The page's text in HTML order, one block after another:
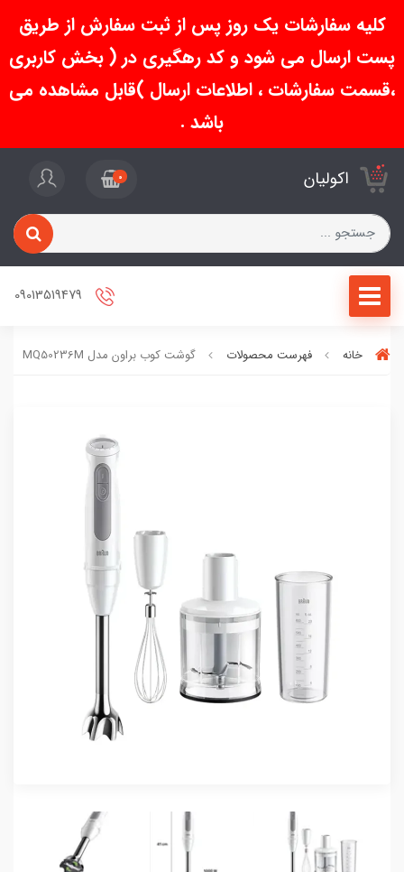
کلیه سفارشات یک روز پس از ثبت سفارش از طریق
پست ارسال می شود و کد رهگیری در ( بخش کاربری
،قسمت سفارشات ، اطلاعات ارسال )قابل مشاهده می
باشد .
اکولیان 0
خانه فهرست محصولات گوشت کوب براون مدل MQ50236M